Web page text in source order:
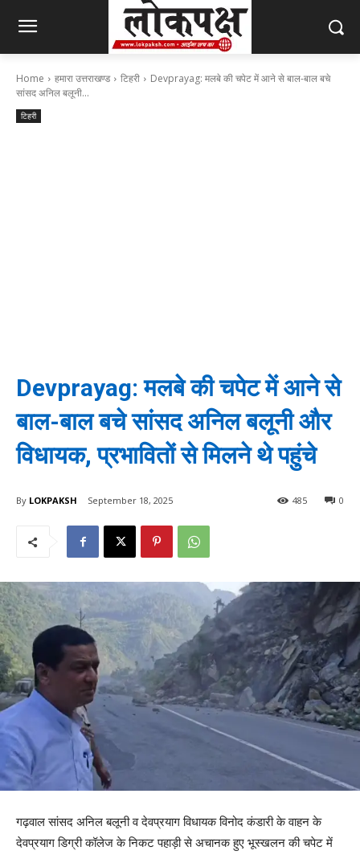
Home हमारा उत्तराखण्ड टिहरी
Devprayag: मलबे की चपेट में आने से बाल-बाल बचे
सांसद अनिल बलूनी...
टिहरी
Devprayag: मलबे की चपेट में आने से
बाल-बाल बचे सांसद अनिल बलूनी और
विधायक, प्रभावितों से मिलने थे पहुंचे
By LOKPAKSH September 18, 2025 0
485
गढ़वाल सांसद अनिल बलूनी व देवप्रयाग विधायक विनोद कंडारी के वाहन के
देवप्रयाग डिग्री कॉलेज के निकट पहाड़ी से अचानक हुए भूस्खलन की चपेट में